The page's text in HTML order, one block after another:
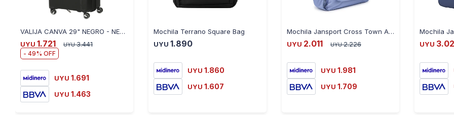
VALIJA CANVA 29" NEGRO - NEGRO
UYU 1.721 UYU 3.441
49
UYU 1.691
UYU 1.463
Mochila Terrano Square Bag
UYU 1.890
UYU 1.860
UYU 1.607
Mochila Jansport Cross Town Acolchada 26L 42.5X32X14.5Cm Ub - LILA
UYU 2.011 UYU 2.226
UYU 1.981
UYU 1.709
UYU